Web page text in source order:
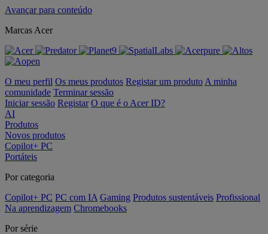
Avançar para conteúdo
Marcas Acer
O meu perfil Os meus produtos Registar um produto A minha
comunidade Terminar sessão
Iniciar sessão Registar O que é o Acer ID?
AI
Produtos
Novos produtos
Copilot+ PC
Portáteis
Por categoria
Copilot+ PC PC com IA Gaming Produtos sustentáveis Profissional
Na aprendizagem Chromebooks
Por série